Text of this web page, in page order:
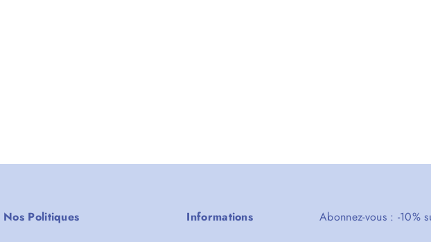
Nos Politiques Informations Abonnez-vous : -10%